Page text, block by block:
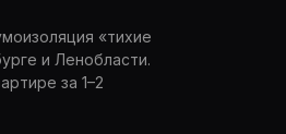
«тихие
и Ленобласти.
за 1–2